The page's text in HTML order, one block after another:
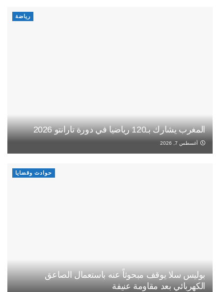
رياضة
المغرب يشارك بـ120 رياضيا في دورة تارانتو 2026
أغسطس 7, 2026
حوادث وقضايا
بوليس سلا يوقف مبحوثاً عنه باستعمال الصاعق
الكهربائي بعد مقاومة عنيفة